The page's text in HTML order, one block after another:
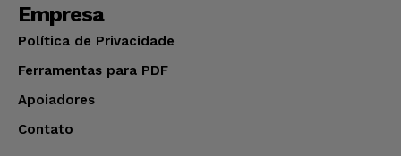
Empresa
Política de Privacidade
Ferramentas para PDF
Apoiadores
Contato